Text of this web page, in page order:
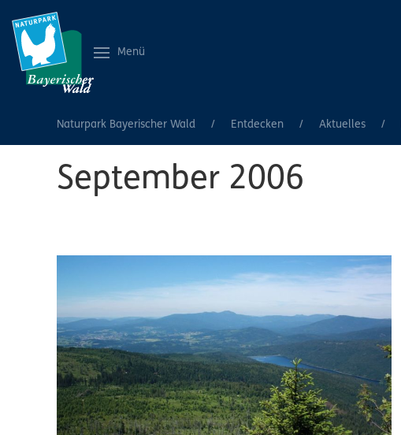
Menü
Naturpark Bayerischer Wald Entdecken Aktuelles
September 2006